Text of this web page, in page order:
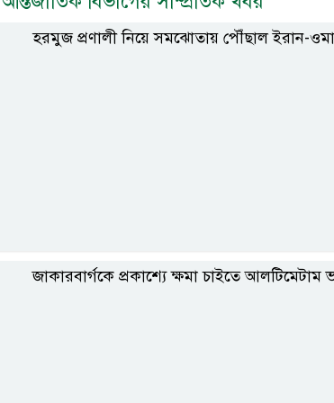
হরমুজ প্রণালী নিয়ে সমঝোতায় পৌঁছাল ইরান-
জাকারবার্গকে প্রকাশ্যে ক্ষমা চাইতে আলটিমেটাম